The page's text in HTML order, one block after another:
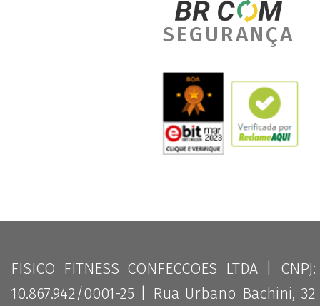
SEGURANÇA
FISICO FITNESS CONFECCOES LTDA | CNPJ:
10.867.942/0001-25 | Rua Urbano Bachini, 32